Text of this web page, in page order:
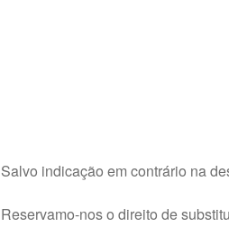
Salvo indicação em contrário na
Reservamo-nos o direito de